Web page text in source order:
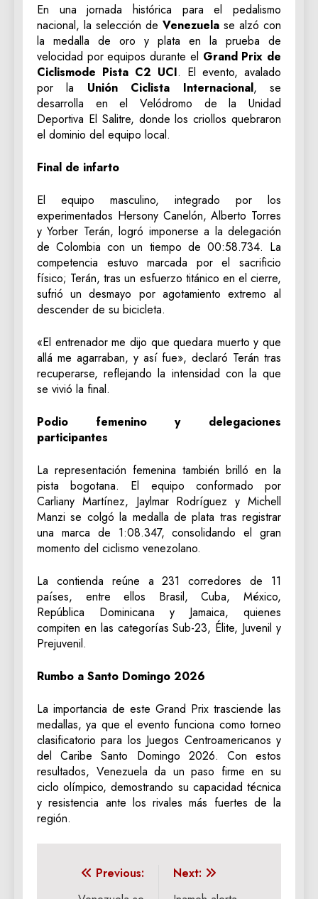
En una jornada histórica para el pedalismo
nacional, la selección de Venezuela se alzó con
la medalla de oro y plata en la prueba de
velocidad por equipos durante el Grand Prix de
Ciclismode Pista C2 UCI. El evento, avalado
por la Unión Ciclista Internacional, se
desarrolla en el Velódromo de la Unidad
Deportiva El Salitre, donde los criollos quebraron
el dominio del equipo local.
Final de infarto
El equipo masculino, integrado por los
experimentados Hersony Canelón, Alberto Torres
y Yorber Terán, logró imponerse a la delegación
de Colombia con un tiempo de 00:58.734. La
competencia estuvo marcada por el sacrificio
físico; Terán, tras un esfuerzo titánico en el cierre,
sufrió un desmayo por agotamiento extremo al
descender de su bicicleta.
«El entrenador me dijo que quedara muerto y que
allá me agarraban, y así fue», declaró Terán tras
recuperarse, reflejando la intensidad con la que
se vivió la final.
Podio femenino y delegaciones
participantes
La representación femenina también brilló en la
pista bogotana. El equipo conformado por
Carliany Martínez, Jaylmar Rodríguez y Michell
Manzi se colgó la medalla de plata tras registrar
una marca de 1:08.347, consolidando el gran
momento del ciclismo venezolano.
La contienda reúne a 231 corredores de 11
países, entre ellos Brasil, Cuba, México,
República Dominicana y Jamaica, quienes
compiten en las categorías Sub-23, Élite, Juvenil y
Prejuvenil.
Rumbo a Santo Domingo 2026
La importancia de este Grand Prix trasciende las
medallas, ya que el evento funciona como torneo
clasificatorio para los Juegos Centroamericanos y
del Caribe Santo Domingo 2026. Con estos
resultados, Venezuela da un paso firme en su
ciclo olímpico, demostrando su capacidad técnica
y resistencia ante los rivales más fuertes de la
región.
Navegación
Previous:
Next: